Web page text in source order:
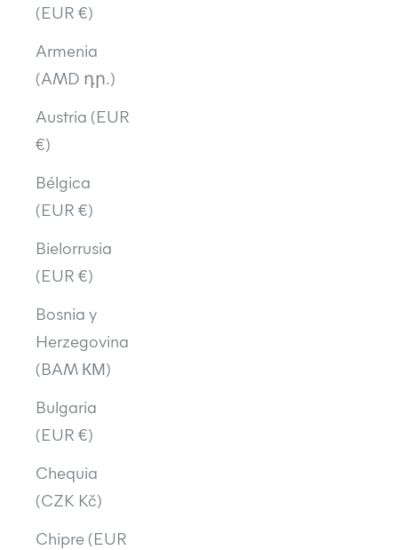
(EUR €)
Armenia
(AMD դր.)
Austria (EUR
€)
Bélgica
(EUR €)
Bielorrusia
(EUR €)
Bosnia y
Herzegovina
(BAM КМ)
Bulgaria
(EUR €)
Chequia
(CZK Kč)
Chipre (EUR